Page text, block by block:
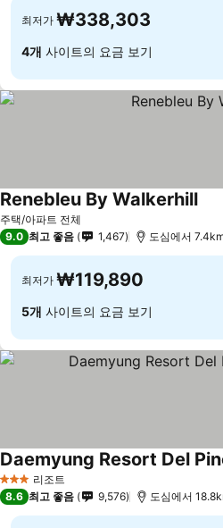
최저가 ₩338,303
4개 사이트의 요금 보기
주택/아파트 전체
Renebleu By Walkerhill
9.0 최고 좋음 1,467 도심에서
최저가 ₩119,890
5개 사이트의 요금 보기
3 성급 리조트
Daemyung Resort Del
8.6 최고 좋음 9,576 도심에서